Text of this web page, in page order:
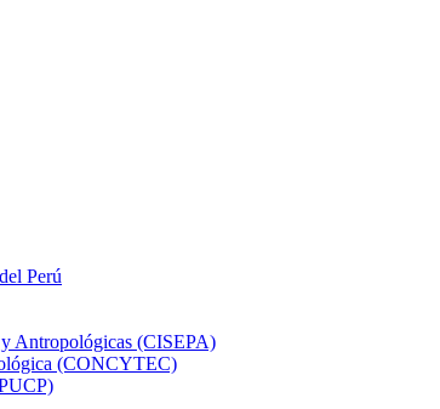
Perú
Antropológicas (CISEPA)
(CONCYTEC)